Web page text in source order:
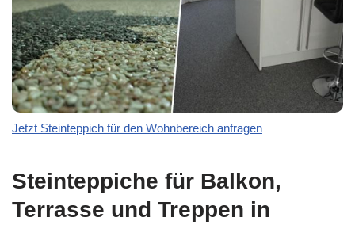
Jetzt Steinteppich für den Wohnbereich anfragen
Steinteppiche für Balkon,
Terrasse und Treppen in